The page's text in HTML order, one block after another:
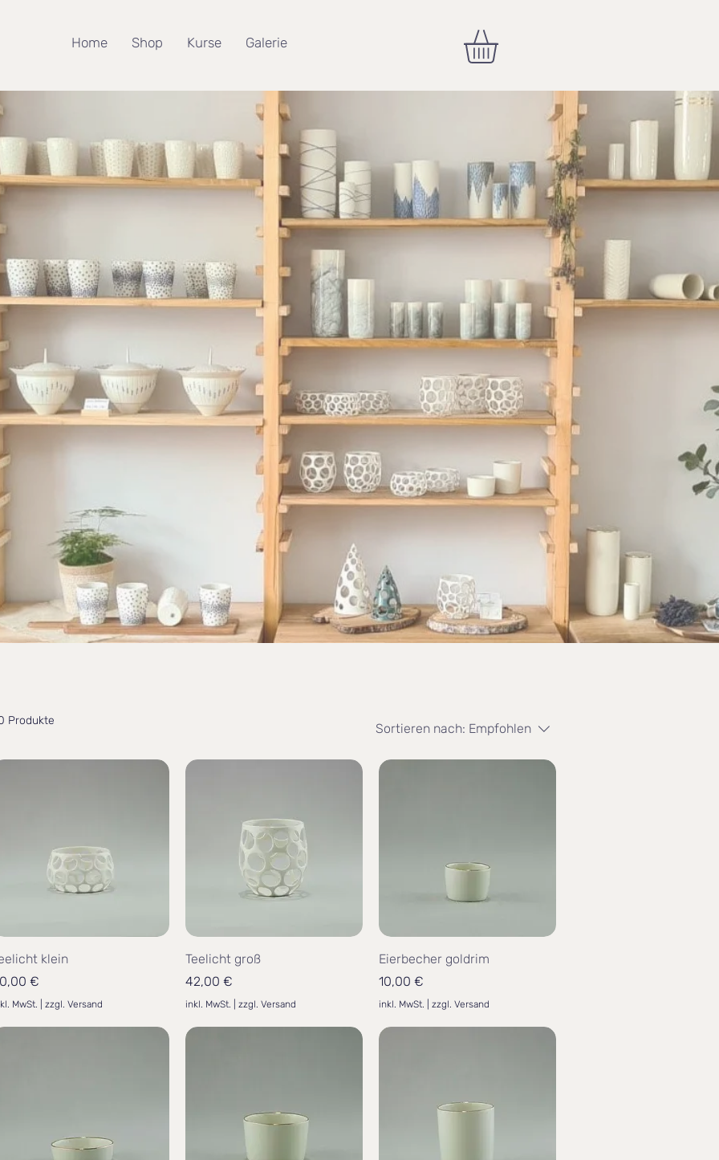
Home Shop Kurse Galerie
Produkte
Sortieren nach: Empfohlen
klein
€
MwSt. |zzgl. Versand
Teelicht groß
Preis
42,00 €
inkl. MwSt. |zzgl. Versand
Eierbecher goldrim
Preis
10,00 €
inkl. MwSt. |zzgl. Versand